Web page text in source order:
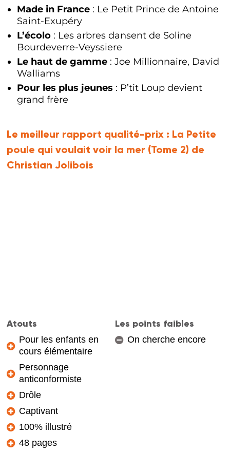
Made in France : Le Petit Prince de Antoine
Saint-Exupéry
L’écolo : Les arbres dansent de Soline
Bourdeverre-Veyssiere
Le haut de gamme : Joe Millionnaire, David
Walliams
Pour les plus jeunes : P’tit Loup devient
grand frère
Le meilleur rapport qualité-prix : La Petite
poule qui voulait voir la mer (Tome 2) de
Christian Jolibois
Atouts
Pour les enfants en
cours élémentaire
Personnage
anticonformiste
Drôle
Captivant
100% illustré
48 pages
Les points faibles
On cherche encore